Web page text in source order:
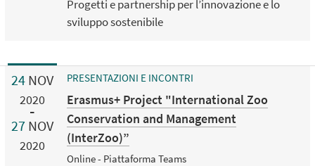
Progetti e partnership per l’innovazione e lo
sviluppo sostenibile
24 NOV
2020
27 NOV
2020
PRESENTAZIONI E INCONTRI
Erasmus+ Project "International Zoo
Conservation and Management
(InterZoo)”
Online - Piattaforma Teams